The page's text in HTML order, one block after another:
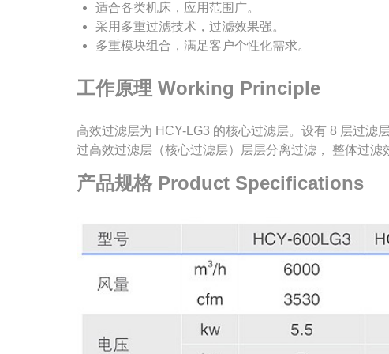
适合各类机床，应用范围广。
采用多重过滤技术，过滤效果强。
多重模块组合，满足客户个性化需求。
工作原理 Working Principle
高效过滤层为 HCY-LG3 的核心过滤层。设有 8 层过滤
过高效过滤层（核心过滤层）层层分离过滤， 整体过
产品规格 Product Specifications